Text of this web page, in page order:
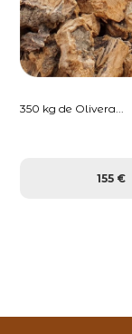
350 kg de Olivera...
155 €